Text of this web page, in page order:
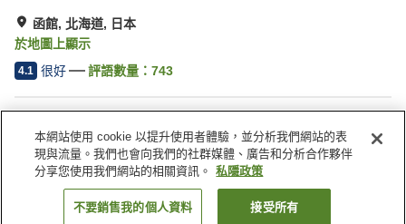
函館, 北海道, 日本
於地圖上顯示
4.1 很好 評語數量： 743
停車場
自動販賣機
收費洗衣房
送遞服務
日本 北海道 函館 函館舒適酒店
找客房
本網站使用 cookie 以提升使用者體驗，並分析我們網站的表
現與流量。我們也會向我們的社群媒體、廣告和分析合作夥伴
分享您使用我們網站的相關資訊。
私隱政策
不要銷售我的個人資料 接受所有